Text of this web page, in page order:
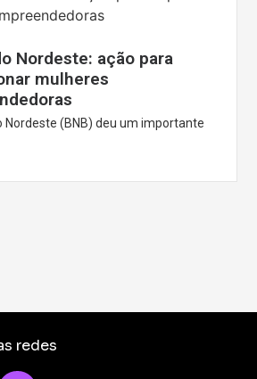
Nordeste: ação para
mulheres
Nordeste (BNB) deu um importante
redes